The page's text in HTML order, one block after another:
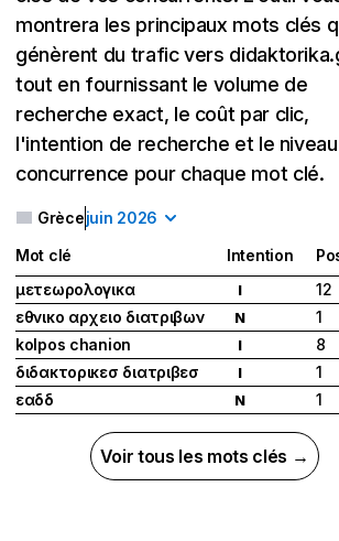
montrera les principaux mots clés
génèrent du trafic vers
tout en fournissant le volume de
recherche exact, le coût par clic,
l'intention de recherche et le
concurrence pour chaque mot clé.
Grècejuin 2026
Mot clé Intention
μετεωρολογικα
I
12
εθνικο αρχειο διατριβων
N
1
kolpos chanion
I
8
διδακτορικεσ διατριβεσ
I
1
εαδδ
N 1
Voir tous les mots clés →